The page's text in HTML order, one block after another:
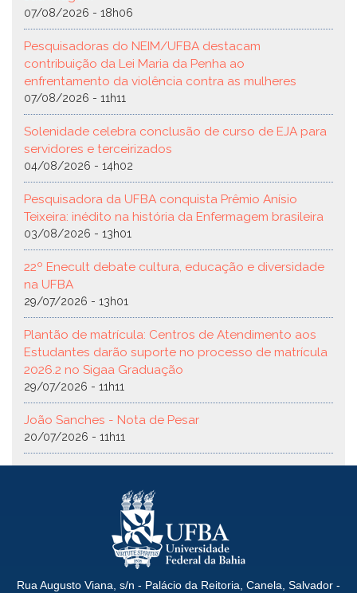
07/08/2026 - 18h06
Pesquisadoras do NEIM/UFBA destacam
contribuição da Lei Maria da Penha ao
enfrentamento da violência contra as mulheres
07/08/2026 - 11h11
Solenidade celebra conclusão de curso de EJA para
servidores e terceirizados
04/08/2026 - 14h02
Pesquisadora da UFBA conquista Prêmio Anísio
Teixeira: inédito na história da Enfermagem brasileira
03/08/2026 - 13h01
22º Enecult debate cultura, educação e diversidade
na UFBA
29/07/2026 - 13h01
Plantão de matrícula: Centros de Atendimento aos
Estudantes darão suporte no processo de matrícula
2026.2 no Sigaa Graduação
29/07/2026 - 11h11
João Sanches - Nota de Pesar
20/07/2026 - 11h11
Rua Augusto Viana, s/n - Palácio da Reitoria, Canela, Salvador -